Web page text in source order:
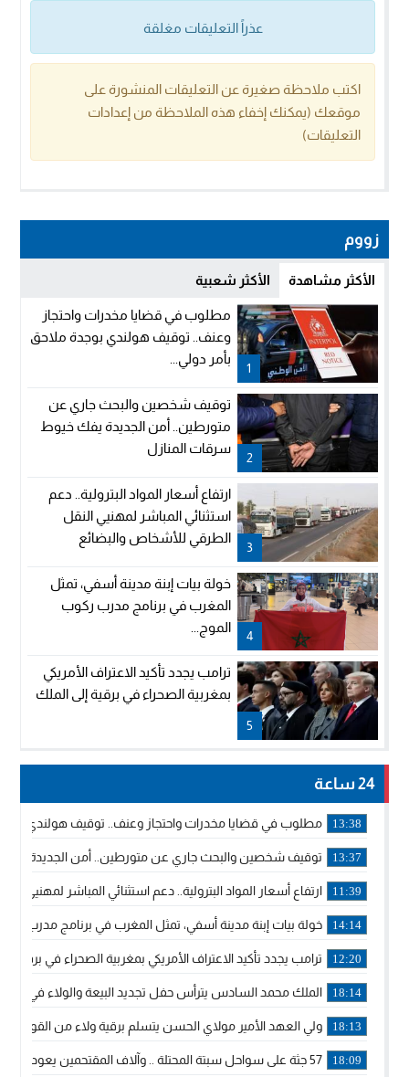
عذراً التعليقات مغلقة
اكتب ملاحظة صغيرة عن التعليقات المنشورة على
موقعك (يمكنك إخفاء هذه الملاحظة من إعدادات
التعليقات)
زووم
الأكثر مشاهدة الأكثر شعبية
1
مطلوب في قضايا مخدرات واحتجاز
وعنف.. توقيف هولندي بوجدة ملاحق
بأمر دولي...
2
توقيف شخصين والبحث جاري عن
متورطين.. أمن الجديدة يفك خيوط
سرقات المنازل
3
ارتفاع أسعار المواد البترولية.. دعم
استثنائي المباشر لمهنيي النقل
الطرقي للأشخاص والبضائع
4
خولة بيات إبنة مدينة أسفي، تمثل
المغرب في برنامج مدرب ركوب
الموج...
5
ترامب يجدد تأكيد الاعتراف الأمريكي
بمغربية الصحراء في برقية إلى الملك
24 ساعة
13:38 مطلوب في قضايا مخدرات واحتجاز وعنف.. توقيف هولندي
13:37 توقيف شخصين والبحث جاري عن متورطين.. أمن الجديدة يفك
11:39 ارتفاع أسعار المواد البترولية.. دعم استثنائي المباشر لمهنيي
14:14 خولة بيات إبنة مدينة أسفي، تمثل المغرب في برنامج مدرب
12:20 ترامب يجدد تأكيد الاعتراف الأمريكي بمغربية الصحراء في برقية
18:14 الملك محمد السادس يترأس حفل تجديد البيعة والولاء في
18:13 ولي العهد الأمير مولاي الحسن يتسلم برقية ولاء من القوات
18:09 57 جثة على سواحل سبتة المحتلة .. وآلاف المقتحمين يعودون إلى المغرب